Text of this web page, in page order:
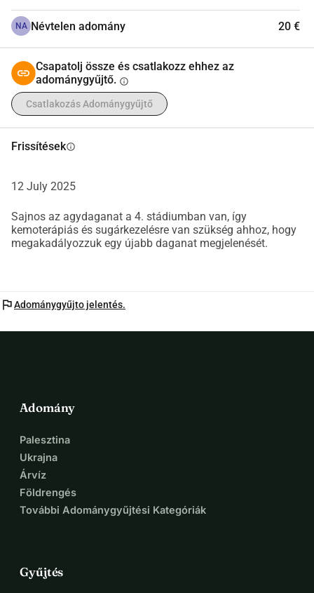
NA Névtelen adomány 20 €
Csapatolj össze és csatlakozz ehhez az
adománygyűjtő. info
Csatlakozás Adománygyűjtő
Frissítésekinfo
12 July 2025
Sajnos az agydaganat a 4. stádiumban van, így
kemoterápiás és sugárkezelésre van szükség ahhoz, hogy
megakadályozzuk egy újabb daganat megjelenését.
flagAdománygyűjto jelentés.
Adomány
Palesztina
Ukrajna
Árvíz
Földrengés
További Adománygyűjtési Kategóriák
Gyűjtés